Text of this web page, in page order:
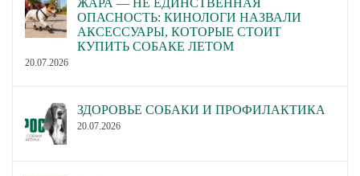
ЖАРА — НЕ ЕДИНСТВЕННАЯ
ОПАСНОСТЬ: КИНОЛОГИ НАЗВАЛИ
АКСЕССУАРЫ, КОТОРЫЕ СТОИТ
КУПИТЬ СОБАКЕ ЛЕТОМ
20.07.2026
ЗДОРОВЬЕ СОБАКИ И ПРОФИЛАКТИКА
20.07.2026